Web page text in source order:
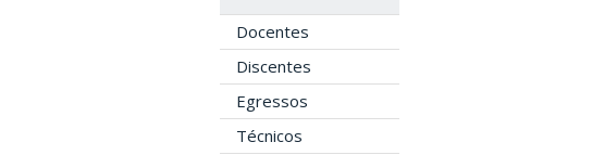
Docentes
Discentes
Egressos
Técnicos